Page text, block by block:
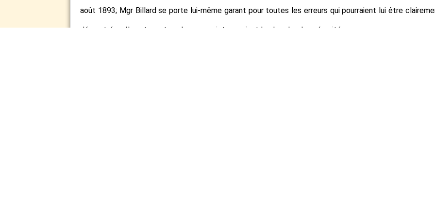
août 1893; Mgr Billard se porte lui-même garant pour toutes les erreurs qui pourraient lui être
démontrées. Il veut que tous les souscripteurs aient la plus absolue sécurité.